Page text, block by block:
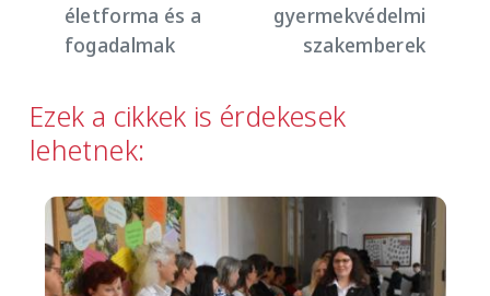
életforma és a
fogadalmak
gyermekvédelmi
szakemberek
Ezek a cikkek is érdekesek
lehetnek:
Image